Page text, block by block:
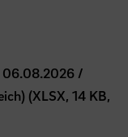
06.08.2026 /
(XLSX, 14 KB,